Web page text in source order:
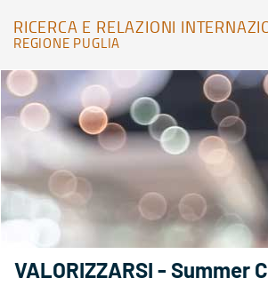
RICERCA E RELAZIONI
REGIONE PUGLIA
Agenda - Ricerca e relazioni internazionali
VALORIZZARSI - Summer